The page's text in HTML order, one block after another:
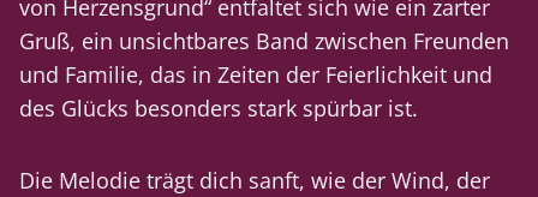
von Herzensgrund“ entfaltet sich wie ein zarter
Gruß, ein unsichtbares Band zwischen Freunden
und Familie, das in Zeiten der Feierlichkeit und
des Glücks besonders stark spürbar ist.
Die Melodie trägt dich sanft, wie der Wind, der